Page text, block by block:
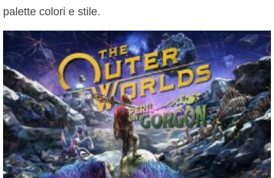
palette colori e stile.